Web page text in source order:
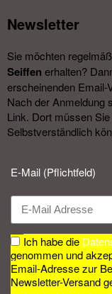
Newsletter​
Sie möchten
Seiffen erhalten?
erscheinenden Email-
Nach der Anmeldung
Link. Dort müssen
Selbstverständlich
E-Mail (Pflichtfeld)
Ich habe die
genommen und
Email-Adresse zur
Newsletter-Versand